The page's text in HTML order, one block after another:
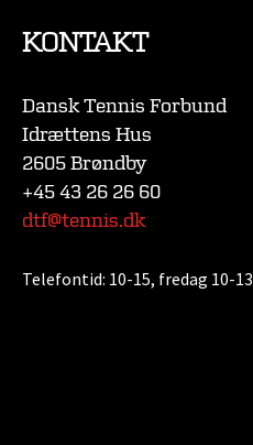
KONTAKT
Dansk Tennis Forbund
Idrættens Hus
2605 Brøndby
+45 43 26 26 60
dtf@tennis.dk
Telefontid: 10-15, fredag 10-13